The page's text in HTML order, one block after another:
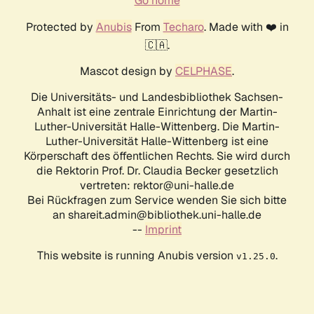
Protected by AnubisFrom Techaro. Made with ❤️ in
🇨🇦.
Mascot design by CELPHASE.
Die Universitäts- und Landesbibliothek Sachsen-
Anhalt ist eine zentrale Einrichtung der Martin-
Luther-Universität Halle-Wittenberg. Die Martin-
Luther-Universität Halle-Wittenberg ist eine
Körperschaft des öffentlichen Rechts. Sie wird durch
die Rektorin Prof. Dr. Claudia Becker gesetzlich
vertreten: rektor@uni-halle.de
Bei Rückfragen zum Service wenden Sie sich bitte
an shareit.admin@bibliothek.uni-halle.de
-- Imprint
This website is running Anubis version v1.25.0.